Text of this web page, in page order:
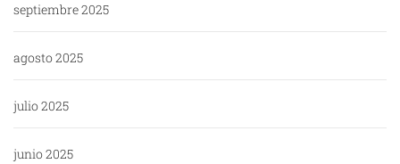
septiembre 2025
agosto 2025
julio 2025
junio 2025